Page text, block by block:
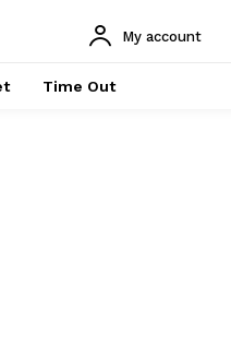
My account
Time Out